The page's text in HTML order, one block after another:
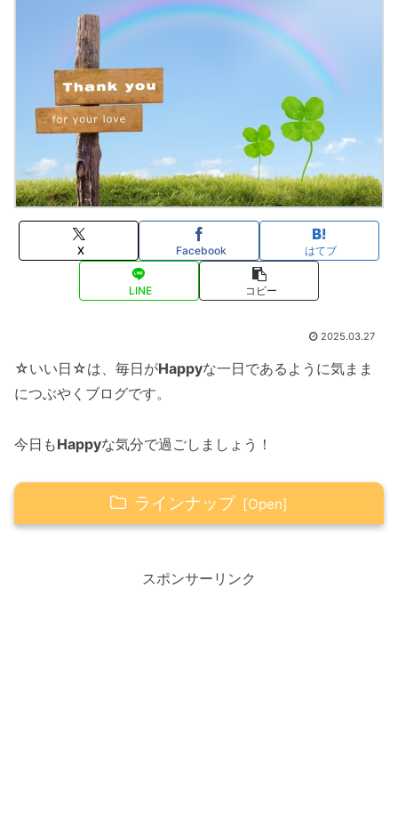
X Facebook はてブ
LINE コピー
2025.03.27
☆いい日☆は、毎日がHappyな一日であるように気まま
につぶやくブログです。
今日もHappyな気分で過ごしましょう！
ラインナップ
スポンサーリンク